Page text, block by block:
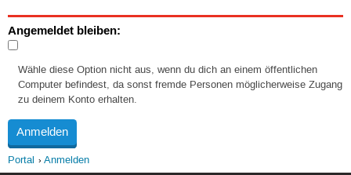
Angemeldet bleiben:
Wähle diese Option nicht aus, wenn du dich an einem öffentlichen
Computer befindest, da sonst fremde Personen möglicherweise Zugang
zu deinem Konto erhalten.
Portal Anmelden